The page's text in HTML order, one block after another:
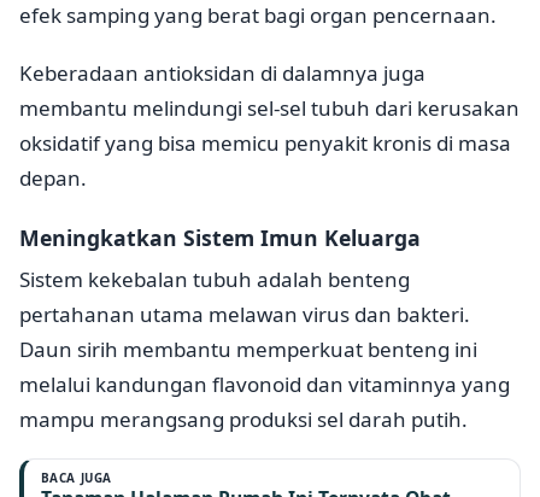
efek samping yang berat bagi organ pencernaan.
Keberadaan antioksidan di dalamnya juga
membantu melindungi sel-sel tubuh dari kerusakan
oksidatif yang bisa memicu penyakit kronis di masa
depan.
Meningkatkan Sistem Imun Keluarga
Sistem kekebalan tubuh adalah benteng
pertahanan utama melawan virus dan bakteri.
Daun sirih membantu memperkuat benteng ini
melalui kandungan flavonoid dan vitaminnya yang
mampu merangsang produksi sel darah putih.
BACA JUGA